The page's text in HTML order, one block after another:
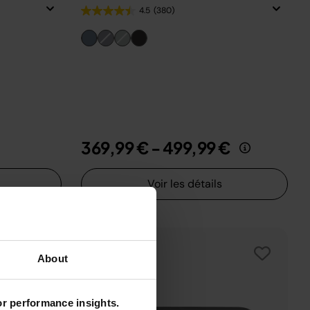
About
performance insights.
4.5 (380)
369,99 € - 499,99 €
Voir les détails